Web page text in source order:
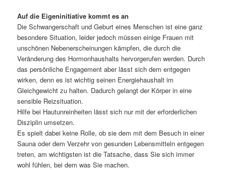
Auf die Eigeninitiative kommt es an
Die Schwangerschaft und Geburt eines Menschen ist eine ganz
besondere Situation, leider jedoch müssen einige Frauen mit
unschönen Nebenerscheinungen kämpfen, die durch die
Veränderung des Hormonhaushalts hervorgerufen werden. Durch
das persönliche Engagement aber lässt sich dem entgegen
wirken, denn es ist wichtig seinen Energiehaushalt im
Gleichgewicht zu halten. Dadurch gelangt der Körper in eine
sensible Reizsituation.
Hilfe bei Hautunreinheiten lässt sich nur mit der erforderlichen
Disziplin umsetzen.
Es spielt dabei keine Rolle, ob sie dem mit dem Besuch in einer
Sauna oder dem Verzehr von gesunden Lebensmitteln entgegen
treten, am wichtigsten ist die Tatsache, dass Sie sich immer
wohl fühlen, bei dem was Sie machen.